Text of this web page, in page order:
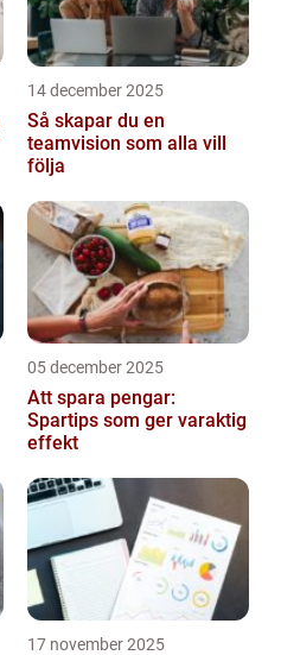
14 december 2025
Så skapar du en
teamvision som alla vill
följa
05 december 2025
Att spara pengar:
Spartips som ger varaktig
effekt
17 november 2025